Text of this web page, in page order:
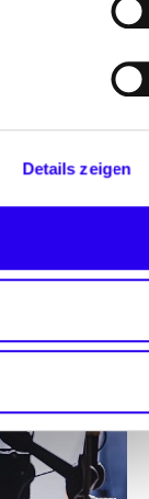
Details zeigen